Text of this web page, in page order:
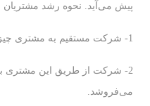
پیش می‌آید. نحوه رشد
1- شركت مستقیم به مشتری چیزی می‌فروشد.
2- شركت از طریق این مشتری
می‌فروشد.